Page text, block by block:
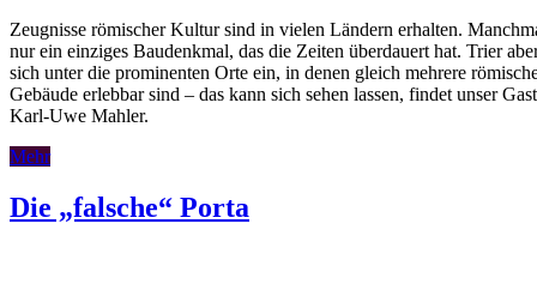
Zeugnisse römischer Kultur sind in vielen Ländern erhalten.
nur ein einziges Baudenkmal, das die Zeiten überdauert hat. Trier
sich unter die prominenten Orte ein, in denen gleich mehrere
Gebäude erlebbar sind – das kann sich sehen lassen, findet unser
Karl-Uwe Mahler.
Mehr
Die „falsche“ Porta